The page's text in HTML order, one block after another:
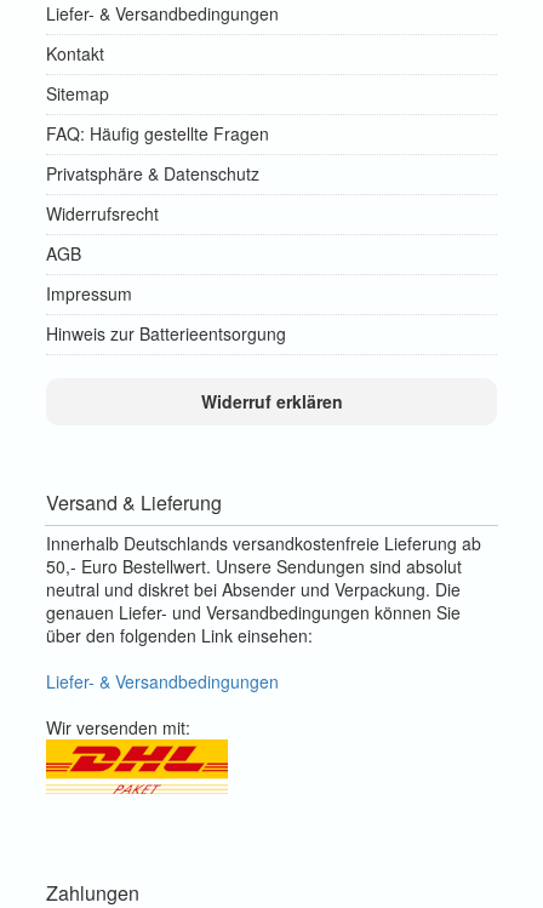
Liefer- & Versandbedingungen
Kontakt
Sitemap
FAQ: Häufig gestellte Fragen
Privatsphäre & Datenschutz
Widerrufsrecht
AGB
Impressum
Hinweis zur Batterieentsorgung
Widerruf erklären
Versand & Lieferung
Innerhalb Deutschlands versandkostenfreie Lieferung ab
50,- Euro Bestellwert. Unsere Sendungen sind absolut
neutral und diskret bei Absender und Verpackung. Die
genauen Liefer- und Versandbedingungen können Sie
über den folgenden Link einsehen:
Liefer- & Versandbedingungen
Wir versenden mit:
Zahlungen